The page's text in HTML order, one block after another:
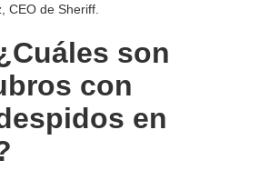
CEO de Sheriff.
son
con
en